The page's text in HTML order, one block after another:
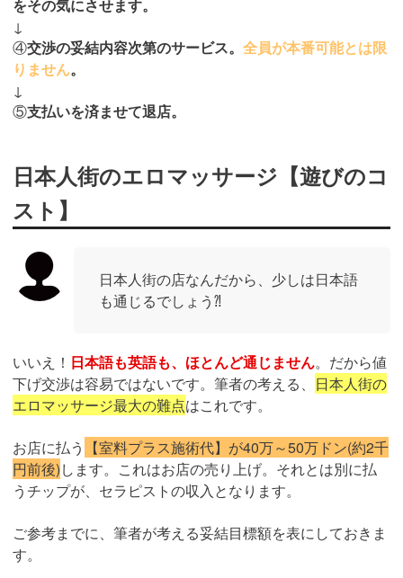
をその気にさせます。
↓
④交渉の妥結内容次第のサービス。 全員が本番可能とは限
りません。
↓
⑤支払いを済ませて退店。
日本人街のエロマッサージ【遊びのコ
スト】
日本人街の店なんだから、少しは日本語
も通じるでしょう⁈
いいえ！ 日本語も英語も、ほとんど通じません。だから値
下げ交渉は容易ではないです。筆者の考える、 日本人街の
エロマッサージ最大の難点はこれです。
お店に払う
【室料プラス施術代】が40万～50万ドン(約2千
円前後)します。これはお店の売り上げ。それとは別に払
うチップが、セラピストの収入となります。
ご参考までに、筆者が考える妥結目標額を表にしておきま
す。